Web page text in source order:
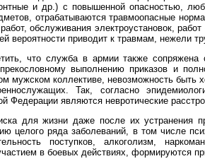
и др.) с повышенной опасностью,
отрабатываются травмоопасные
обслуживания электроустановок,
вероятности приводит к травмам, нежели
что служба в армии также
выполнению приказов и
мужском коллективе, невозможность
Так, согласно
Федерации являются невротические
для жизни даже после их устранения
целого ряда заболеваний, в том числе
поступков, алкоголизм,
в боевых действиях, формируются